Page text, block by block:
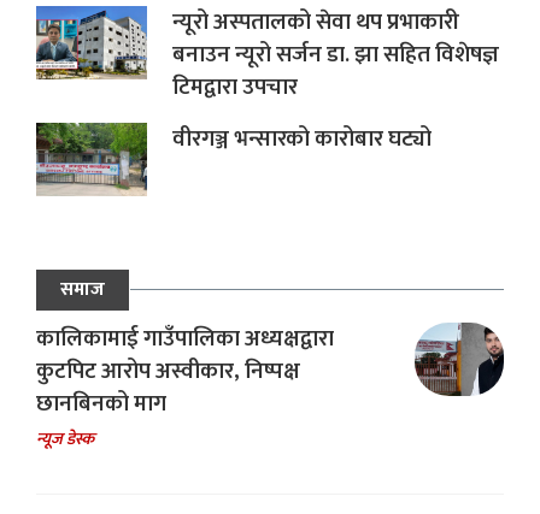
न्यूरो अस्पतालको सेवा थप प्रभाकारी
बनाउन न्यूरो सर्जन डा. झा सहित विशेषज्ञ
टिमद्वारा उपचार
वीरगञ्ज भन्सारको कारोबार घट्यो
समाज
कालिकामाई गाउँपालिका अध्यक्षद्वारा
कुटपिट आरोप अस्वीकार, निष्पक्ष
छानबिनको माग
न्यूज डेस्क